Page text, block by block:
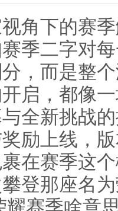
角下的赛
季二字对
，而是整
启，都像
全新挑战
励上线，
在赛季这
登那座名